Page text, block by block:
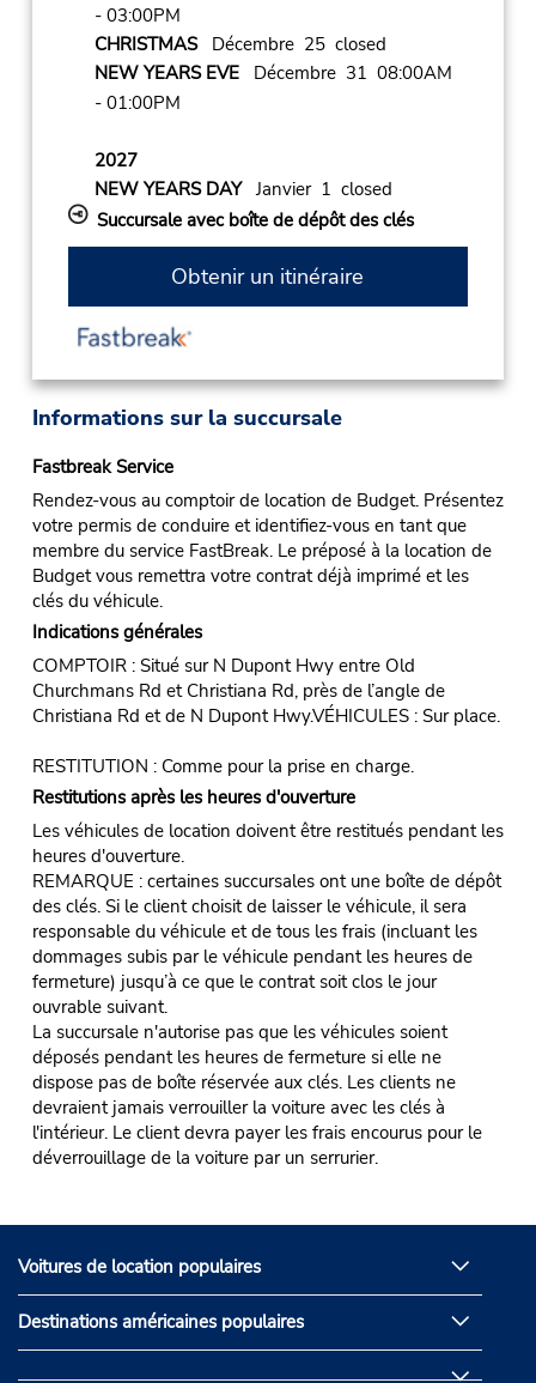
- 03:00PM
CHRISTMASDécembre 25 closed
NEW YEARS EVEDécembre 31 08:00AM
- 01:00PM
2027
NEW YEARS DAYJanvier 1 closed
Succursale avec boîte de dépôt des clés
Obtenir un itinéraire
Informations sur la succursale
Fastbreak Service
Rendez-vous au comptoir de location de Budget. Présentez
votre permis de conduire et identifiez-vous en tant que
membre du service FastBreak. Le préposé à la location de
Budget vous remettra votre contrat déjà imprimé et les
clés du véhicule.
Indications générales
COMPTOIR : Situé sur N Dupont Hwy entre Old
Churchmans Rd et Christiana Rd, près de l’angle de
Christiana Rd et de N Dupont Hwy.VÉHICULES : Sur place.
RESTITUTION : Comme pour la prise en charge.
Restitutions après les heures d'ouverture
Les véhicules de location doivent être restitués pendant les
heures d'ouverture.
REMARQUE : certaines succursales ont une boîte de dépôt
des clés. Si le client choisit de laisser le véhicule, il sera
responsable du véhicule et de tous les frais (incluant les
dommages subis par le véhicule pendant les heures de
fermeture) jusqu’à ce que le contrat soit clos le jour
ouvrable suivant.
La succursale n'autorise pas que les véhicules soient
déposés pendant les heures de fermeture si elle ne
dispose pas de boîte réservée aux clés. Les clients ne
devraient jamais verrouiller la voiture avec les clés à
l'intérieur. Le client devra payer les frais encourus pour le
déverrouillage de la voiture par un serrurier.
Voitures de location populaires
Destinations américaines populaires